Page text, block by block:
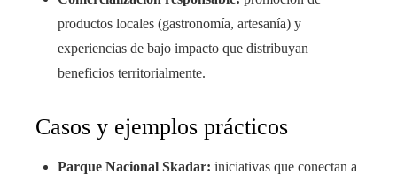
productos locales (gastronomía, artesanía) y
experiencias de bajo impacto que distribuyan
beneficios territorialmente.
Casos y ejemplos prácticos
Parque Nacional Skadar: iniciativas que conectan a